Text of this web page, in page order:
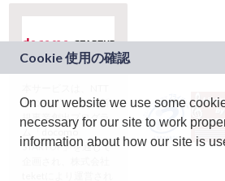
ドコモグループの新
規事業創出プログラ
ム「docomo
STARTUP」を通じて
On our website we use some
necessary for our site to work
information about how our site is